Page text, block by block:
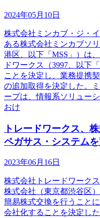
2024年05月10日
株式会社ミンカブ・ジ・
ある株式会社ミンカブソ
港区、以下「MSS」）は
ドワークス（3997、以下
ことを決定し、業務提携
の追加取得を決定した。
ープは、情報系ソリュー
おけ
トレードワークス、
ペガサス・システム
2023年06月16日
株式会社トレードワーク
株式会社（東京都渋谷区
簡易株式交換を行うこと
会社化することを決定し